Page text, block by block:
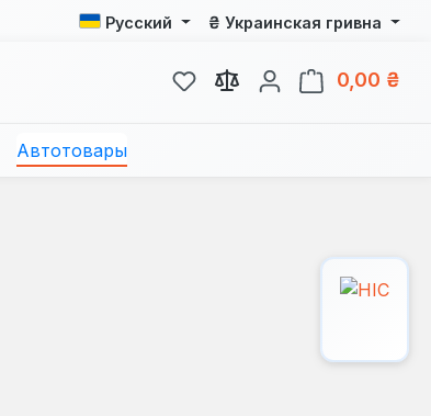
Русский ₴ Украинская гривна
У вас есть товары из
0,00 ₴
Автотовары